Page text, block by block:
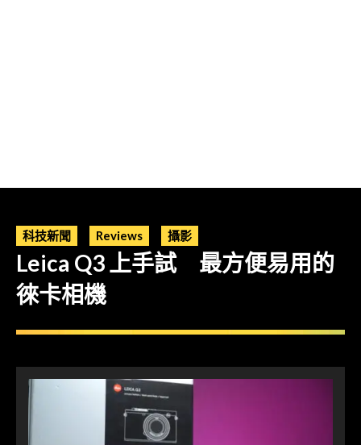
科技新聞 Reviews 攝影
Leica Q3 上手試 最方便易用的
徠卡相機